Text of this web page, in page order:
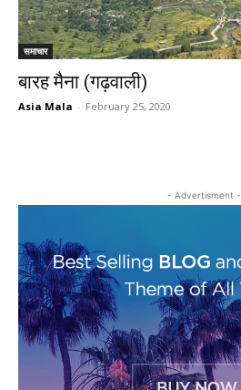
समाचार
बारह मैना (गढ़वाली)
Asia Mala - February 25, 2020
- Advertisment -